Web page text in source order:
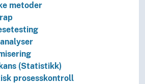
metoder
(Statistikk)
prosesskontroll